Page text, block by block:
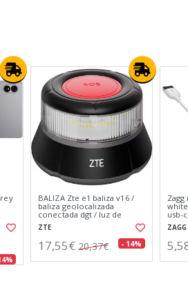
Yashica tank rosa
malvavisco / cámara digital
compacta
YASHICA
66,82€ 86,87€ - 23%